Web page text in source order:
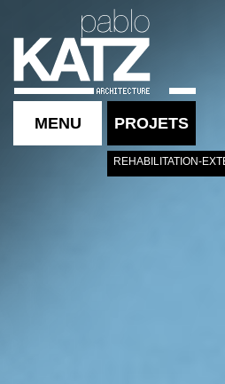
MENU PROJETS
REHABILITATION-